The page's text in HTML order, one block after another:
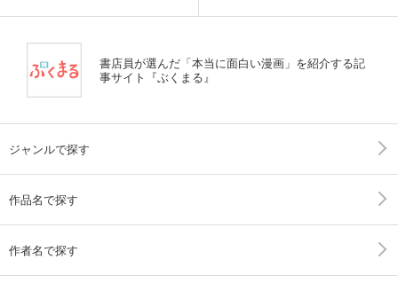
書店員が選んだ「本当に面白い漫画」を紹介する記
事サイト『ぶくまる』
ジャンルで探す
作品名で探す
作者名で探す